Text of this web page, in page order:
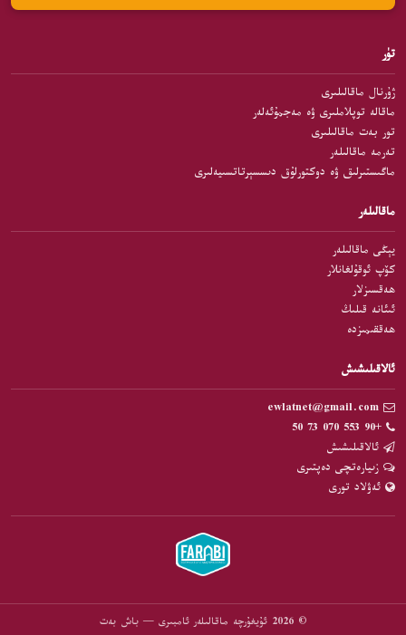
تۈر
ژۇرنال ماقالىلىرى
ماقالە توپلاملىرى ۋە مەجمۇئەلەر
تور بەت ماقالىلىرى
تەرمە ماقالىلەر
ماگىستىرلىق ۋە دوكتورلۇق دىسسېرتاتسىيەلىرى
ماقالىلەر
يېڭى ماقالىلەر
كۆپ ئوقۇلغانلار
ھەقسىزلار
ئىئانە قىلىڭ
ھەققىمىزدە
ئالاقىلىشىش
+90 553 070 73 50
ئالاقىلىشىش
زىيارەتچى دەپتىرى
ئەۋلاد تورى
© 2026 ئۇيغۇرچە ماقالىلەر ئامبىرى — باش بەت